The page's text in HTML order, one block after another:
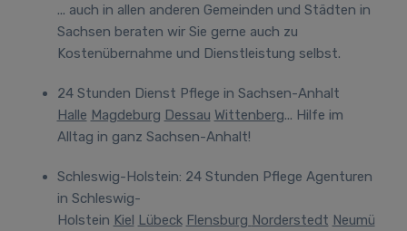
... auch in allen anderen Gemeinden und Städten in
Sachsen beraten wir Sie gerne auch zu
Kostenübernahme und Dienstleistung selbst.
24 Stunden Dienst Pflege in Sachsen-Anhalt
Halle Magdeburg Dessau Wittenberg... Hilfe im
Alltag in ganz Sachsen-Anhalt!
Schleswig-Holstein: 24 Stunden Pflege Agenturen
in Schleswig-
Holstein Kiel Lübeck Flensburg Norderstedt Neumü